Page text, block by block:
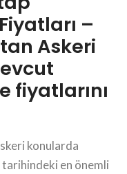
–
Askeri
fiyatlarını
konularda
tarihindeki en önemli